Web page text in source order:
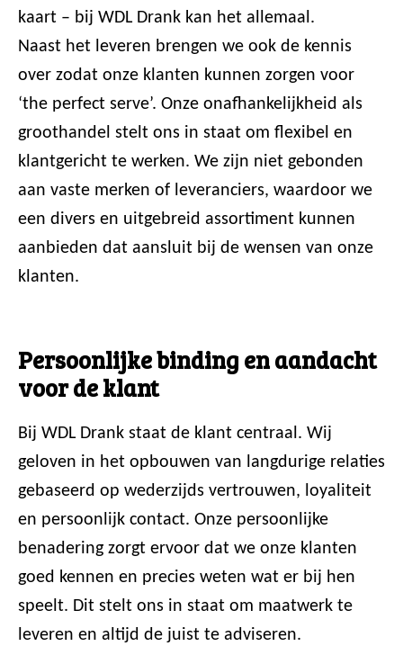
kaart – bij WDL Drank kan het allemaal.
Naast het leveren brengen we ook de kennis
over zodat onze klanten kunnen zorgen voor
‘the perfect serve’. Onze onafhankelijkheid als
groothandel stelt ons in staat om flexibel en
klantgericht te werken. We zijn niet gebonden
aan vaste merken of leveranciers, waardoor we
een divers en uitgebreid assortiment kunnen
aanbieden dat aansluit bij de wensen van onze
klanten.
Persoonlijke binding en aandacht
voor de klant
Bij WDL Drank staat de klant centraal. Wij
geloven in het opbouwen van langdurige relaties
gebaseerd op wederzijds vertrouwen, loyaliteit
en persoonlijk contact. Onze persoonlijke
benadering zorgt ervoor dat we onze klanten
goed kennen en precies weten wat er bij hen
speelt. Dit stelt ons in staat om maatwerk te
leveren en altijd de juist te adviseren.